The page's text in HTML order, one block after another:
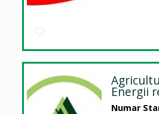
Energii
Numar